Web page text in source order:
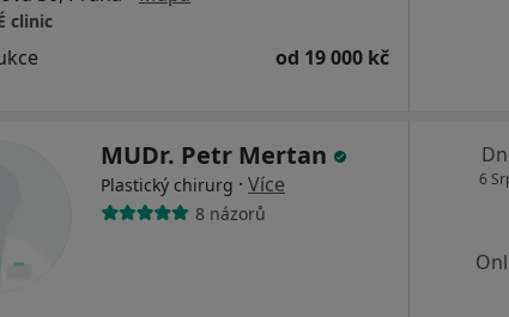
clinic
od 19 000 kč
MUDr. Petr Mertan
Plastický chirurg · Více
8 názorů
6